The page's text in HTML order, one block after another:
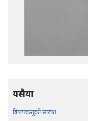
यसैया
विषयवस्तुको सारांश